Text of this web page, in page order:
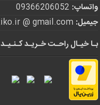
واتساپ:
جیمیل:
بـا خیـال راحـت خـریـد کـنـیـد